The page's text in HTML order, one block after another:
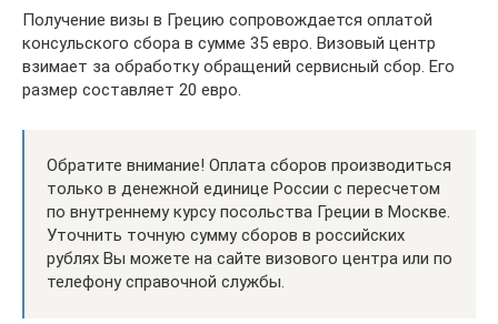
Получение визы в Грецию сопровождается оплатой
консульского сбора в сумме 35 евро. Визовый центр
взимает за обработку обращений сервисный сбор. Его
размер составляет 20 евро.
Обратите внимание! Оплата сборов производиться
только в денежной единице России с пересчетом
по внутреннему курсу посольства Греции в Москве.
Уточнить точную сумму сборов в российских
рублях Вы можете на сайте визового центра или по
телефону справочной службы.